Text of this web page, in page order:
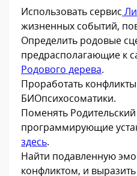
Использовать сервис
жизненных событий,
Определить родовые
предрасполагающие к
Родового дерева.
Проработать
БИОпсихосоматики.
Поменять
программирующие
здесь.
Найти подавленную
конфликтом, и выразить